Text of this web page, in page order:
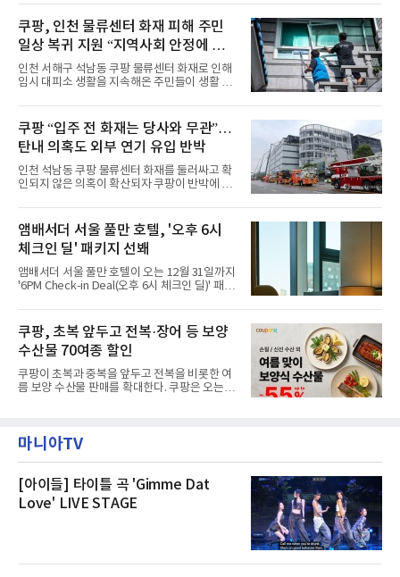
이야기를 담은 인형 극장 콘셉트의 공간 ‘앰버드
시어터(Ambird Theater)’를 새롭게 선보인
다”고 밝혔다.앰배서더 서울 풀만 호텔은 로비
한편에 마련된 앰버드 존을 통해 앰버드의 세계
관을 소개해왔다. 앰버드 존은 앰버드가 우주여
행 중 수집한 다양한 굿즈를 전시한 '앰버드 플래
닛(Ambird Planet)과 계절별 플라워 연출로 사
라 극장을 모티브로 한 데코레이션으로 구성됐
다. 무대 공간 및 티켓 박스
쿠팡, 인천 물류센터 화재 피해 주민
일상 복귀 지원 “지역사회 안정에 총
력”
인천 서해구 석남동 쿠팡 물류센터 화재로 인해
임시 대피소 생활을 지속해온 주민들이 생활 터
필먼트서비스(CFS)가 지난 28일부터 화재 피해
주민을 대상으로 전문 출장 청소서비스 지원에
나섬으로써 본격적인 지역사회 복구 작업이 시
작된 것이다.대피소 주민 중심 청소 접수, 첫날
부터 2가구 지원 완료CFS는 신현초등학교, 신
현북초등학교, 신현여자중학교 등 인천 서해구
관내 임시 대피소 3곳에서 체류해온 화재 피해
민들의 호응 속에 CFS는 즉시 행동에 나섰다. 지
난 28일 오후 전문 청소업체와
쿠팡 “입주 전 화재는 당사와 무관”…
탄내 의혹도 외부 연기 유입 반박
인천 석남동 쿠팡 물류센터 화재를 둘러싸고 확
인되지 않은 의혹이 확산되자 쿠팡이 반박에 나
에 대해서는 외부 화재 연기 유입이라고 설명했
고, 2023년 같은 물류센터에서 발생한 화재에
대해서도 쿠팡 입주 전 공사 과정에서 벌어진 일
이라며 선을 그었다.쿠팡은 21일 인천 물류센터
내부에서 불이 타는 냄새가 났다는 의혹과 관련
해 “사실무근”이라는 입장을 밝혔다.회사 측은
“인근에서 지난 15일 다른 회사에서 발생한 대
것으로 확인됐다”고 설명했다.이어 “정확한 화
재 원인은 추후 조사될
앰배서더 서울 풀만 호텔, '오후 6시
체크인 딜' 패키지 선봬
앰배서더 서울 풀만 호텔이 오는 12월 31일까지
'6PM Check-in Deal(오후 6시 체크인 딜)' 패키
으로 여유로운 저녁 시간부터 호텔 스테이를 시
작할 수 있도록 준비됐다.앰배서더 서울 풀만 호
텔 측은 “퇴근 후 또는 주말 도심 속에서 짧지만
온전한 휴식을 원하는 고객들에게 특별한 경험
을 제공한다”고 밝혔다.패키지는 디럭스와 이그
제큐티브 두 가지 타입으로 구성된다. 디럭스 패
키지는 객실 1박(룸 온리)으로 심플한 호캉스를
스 센터 사우나 2인 이용 혜택이 포함된다.특히
클럽 앰배서더 라운지
쿠팡, 초복 앞두고 전복·장어 등 보양
수산물 70여종 할인
쿠팡이 초복과 중복을 앞두고 전복을 비롯한 여
름 보양 수산물 판매를 확대한다. 쿠팡은 오는
우 등이 포함됐다. 쿠팡은 올해 큰 크기의 전복
생산량이 늘어난 점을 반영해 주요 산지 상품을
전복은 산지에서 채취한 뒤 전국으로 직송되는
방식으로 운영된다. 신선도가 중요한 상품인 만
큼 이르면 다음 날 오전 배송이 가능하도록 물류
마니아TV
[아이들] 타이틀 곡 'Gimme Dat
Love' LIVE STAGE